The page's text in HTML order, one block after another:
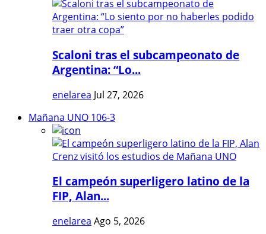
Scaloni tras el subcampeonato de
Argentina: “Lo...
enelarea Jul 27, 2026
Mañana UNO 106-3
El campeón superligero latino de la
FIP, Alan...
enelarea Ago 5, 2026